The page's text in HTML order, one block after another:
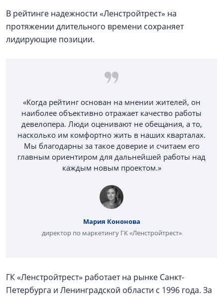
В рейтинге надежности «Ленстройтрест» на
протяжении длительного времени сохраняет
лидирующие позиции.
«Когда рейтинг основан на мнении жителей, он
наиболее объективно отражает качество работы
девелопера. Люди оценивают не обещания, а то,
насколько им комфортно жить в наших кварталах.
Мы благодарны за такое доверие и считаем его
главным ориентиром для дальнейшей работы над
каждым новым проектом.»
Мария Кононова
директор по маркетингу ГК «Ленстройтрест»
ГК «Ленстройтрест» работает на рынке Санкт-
Петербурга и Ленинградской области с 1996 года. За